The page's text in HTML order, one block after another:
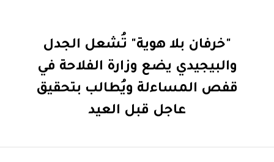
"خرفان بلا هوية" تُشعل الجدل
والبيجيدي يضع وزارة الفلاحة في
قفص المساءلة ويُطالب بتحقيق
عاجل قبل العيد